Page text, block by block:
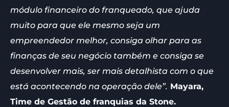
módulo financeiro do franqueado, que ajuda
muito para que ele mesmo seja um
empreendedor melhor, consiga olhar para as
finanças de seu negócio também e consiga se
desenvolver mais, ser mais detalhista com o que
está acontecendo na operação dele”. Mayara,
Time de Gestão de franquias da Stone.